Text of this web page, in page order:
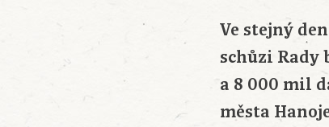
Ve stejný
schůzi Rady
a 8 000 mil
města